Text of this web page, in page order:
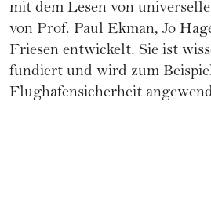
mit dem Lesen von
von Prof. Paul Ekman, Jo
Friesen entwickelt. Sie ist
fundiert und wird zum
Flughafensicherheit